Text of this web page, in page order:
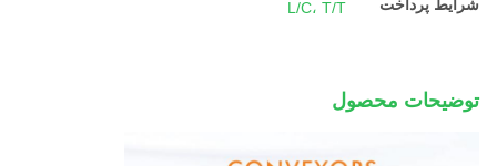
شرایط پرداخت L/C، T/T
توضیحات محصول